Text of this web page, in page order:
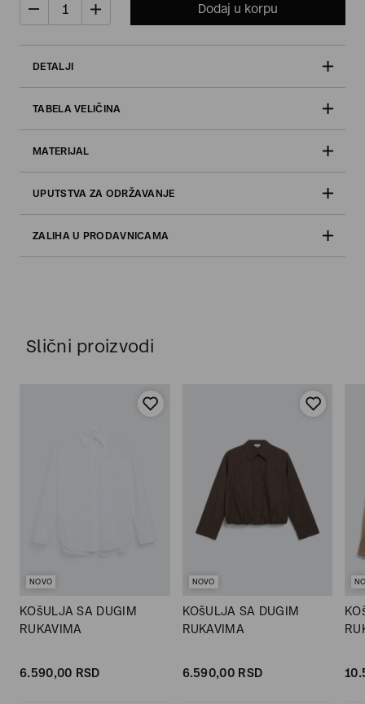
Dodaj u korpu
DETALJI
TABELA VELIČINA
MATERIJAL
UPUTSTVA ZA ODRŽAVANJE
ZALIHA U PRODAVNICAMA
Slični proizvodi
NOVO
KOšULJA SA DUGIM
RUKAVIMA
6.590,00 RSD
NOVO
KOšULJA SA DUGIM
RUKAVIMA
6.590,00 RSD